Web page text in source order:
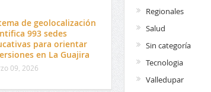
de geolocalización
993 sedes
para orientar
en La Guajira
09, 2026
Regionales
Salud
Sin categoría
Tecnologia
Valledupar